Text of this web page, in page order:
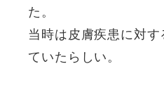
た。
当時は皮膚疾患に対
ていたらしい。